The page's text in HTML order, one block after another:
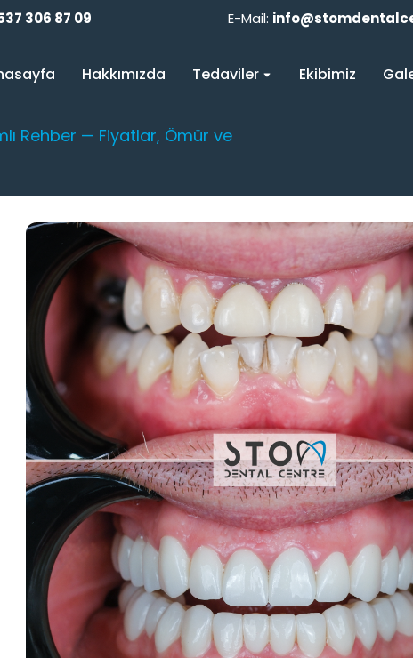
306 87 09 E-Mail:
Hakkımızda Tedaviler Ekibimiz
Rehber — Fiyatlar, Ömür ve